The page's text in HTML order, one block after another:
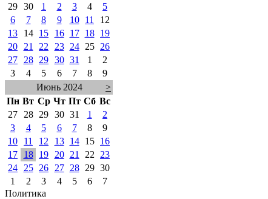
29 30 1 2 3 4
5
6
7 8 9 10 11
12
13
14 15 16 17 18
19
20
21 22 23 24 25
26
27
28 29 30 31 1
2
3
4 5 6 7 8
9
Июнь 2024
>
Пн Вт Ср Чт Пт Сб Вс
27
28 29 30 31 1
2
3
4 5 6 7 8
9
10
11 12 13 14 15
16
17
18 19 20 21 22
23
24
25 26 27 28 29 30
1
2 3 4 5 6
7
Политика